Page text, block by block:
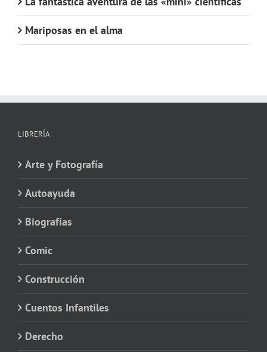
Mariposas en el alma
LIBRERÍA
Arte y Fotografía
Autoayuda
Biografías
Comic
Construcción
Cuentos Infantiles
Derecho